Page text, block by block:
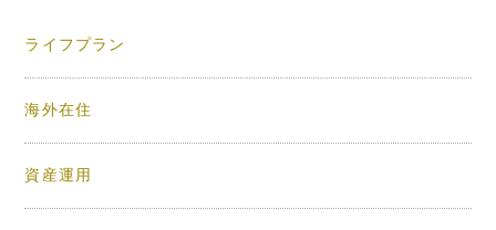
ライフプラン
海外在住
資産運用